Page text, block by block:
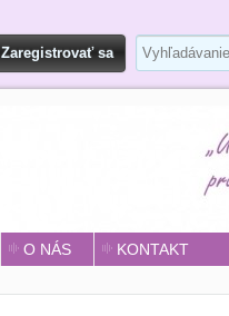
Zaregistrovať sa
O NÁS KONTAKT